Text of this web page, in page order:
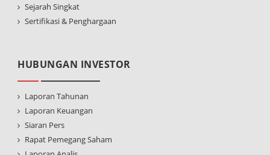
Sejarah Singkat
Sertifikasi & Penghargaan
HUBUNGAN INVESTOR
Laporan Tahunan
Laporan Keuangan
Siaran Pers
Rapat Pemegang Saham